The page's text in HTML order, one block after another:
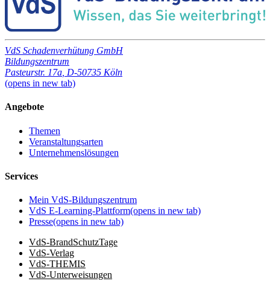
VdS Schadenverhütung GmbH
Bildungszentrum
Pasteurstr. 17a D-50735 Köln
(opens in new tab)
Angebote
Themen
Veranstaltungsarten
Unternehmenslösungen
Services
Mein VdS-Bildungszentrum
VdS E-Learning-Plattform(opens in new tab)
Presse(opens in new tab)
VdS-BrandSchutzTage
VdS-Verlag
VdS-THEMIS
VdS-Unterweisungen